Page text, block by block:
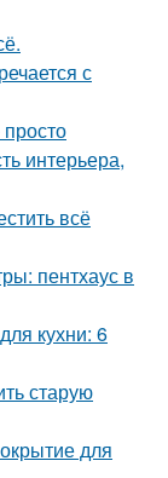
с
интерьера,
всё
пентхаус в
кухни: 6
старую
для